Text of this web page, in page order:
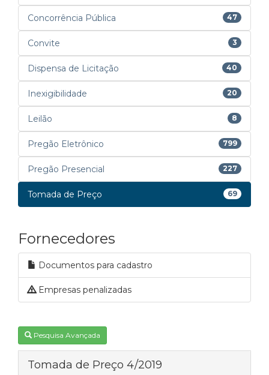
Concorrência Pública 47
Convite 3
Dispensa de Licitação 40
Inexigibilidade 20
Leilão 8
Pregão Eletrônico 799
Pregão Presencial 227
Tomada de Preço 69
Fornecedores
Documentos para cadastro
Empresas penalizadas
Pesquisa Avançada
Tomada de Preço 4/2019